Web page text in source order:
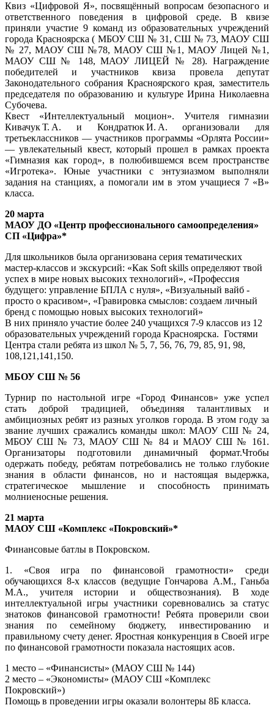
Квиз «Цифровой Я», посвящённый вопросам безопасного и
ответственного поведения в цифровой среде. В квизе
приняли участие 9 команд из образовательных учреждений
города Красноярска ( МБОУ СШ № 31, СШ № 73, МАОУ СШ
№ 27, МАОУ СШ №78, МАОУ СШ №1, МАОУ Лицей №1,
МАОУ СШ № 148, МАОУ ЛИЦЕЙ № 28). Награждение
победителей и участников квиза провела депутат
Законодательного собрания Красноярского края, заместитель
председателя по образованию и культуре Ирина Николаевна
Субочева.
Квест «Интеллектуальный моцион». Учителя гимназии
Кивачук Т. А. и Кондратюк И. А. организовали для
третьеклассников — участников программы «Орлята России»
— увлекательный квест, который прошел в рамках проекта
«Гимназия как город», в полюбившемся всем пространстве
«Игротека». Юные участники с энтузиазмом выполняли
задания на станциях, а помогали им в этом учащиеся 7 «В»
класса.
20 марта
МАОУ ДО «Центр профессионального самоопределения»
СП «Цифра»*
Для школьников была организована серия тематических
мастер-классов и экскурсий: «Как Soft skills определяют твой
успех в мире новых высоких технологий», «Профессия
будущего: управление БПЛА с нуля», «Визуальный вайб -
просто о красивом», «Гравировка смыслов: создаем личный
бренд с помощью новых высоких технологий»
В них приняло участие более 240 учащихся 7-9 классов из 12
образовательных учреждений города Красноярска. ‍ Гостями
Центра стали ребята из школ № 5, 7, 56, 76, 79, 85, 91, 98,
108,121,141,150.
МБОУ СШ № 56
Турнир по настольной игре «Город Финансов» уже успел
стать доброй традицией, объединяя талантливых и
амбициозных ребят из разных уголков города. В этом году за
звание лучших сражались команды школ: МАОУ СШ № 24,
МБОУ СШ № 73, МАОУ СШ № 84 и МАОУ СШ № 161.
Организаторы подготовили динамичный формат.Чтобы
одержать победу, ребятам потребовались не только глубокие
знания в области финансов, но и настоящая выдержка,
стратегическое мышление и способность принимать
молниеносные решения.
21 марта
МАОУ СШ «Комплекс «Покровский»*
Финансовые батлы в Покровском.
1. «Своя игра по финансовой грамотности» среди
обучающихся 8-х классов (ведущие Гончарова А.М., Ганьба
М.А., учителя истории и обществознания). В ходе
интеллектуальной игры участники соревновались за статус
знатоков финансовой грамотности! Ребята проверили свои
знания по семейному бюджету, инвестированию и
правильному счету денег. Яростная конкуренция в Своей игре
по финансовой грамотности показала настоящих асов.
1 место – «Финансисты» (МАОУ СШ № 144)
2 место – «Экономисты» (МАОУ СШ «Комплекс
Покровский»)
Помощь в проведении игры оказали волонтеры 8Б класса.